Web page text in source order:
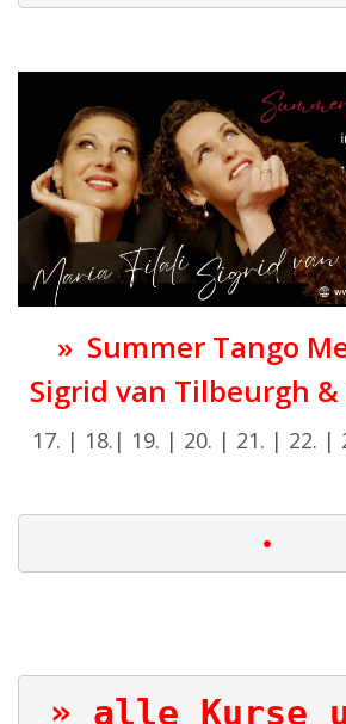
» Summer Tango
Sigrid van Tilbeurgh
17. | 18.| 19. | 20. | 21. | 22. |
•
» alle Kurse